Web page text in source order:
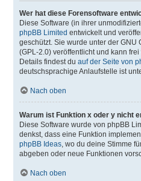
Wer hat diese Forensoftware
Diese Software (in ihrer
phpBB Limited entwickelt und
geschützt. Sie wurde unter der GNU
(GPL-2.0) veröffentlicht und kann
Details findest du auf der Seite von
deutschsprachige Anlaufstelle ist
Nach oben
Warum ist Funktion x oder y nicht
Diese Software wurde von phpBB
denkst, dass eine Funktion
phpBB Ideas, wo du deine Stimme
abgeben oder neue Funktionen
Nach oben